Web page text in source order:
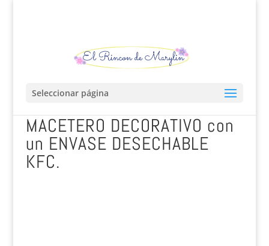
Seleccionar página
MACETERO DECORATIVO con
un ENVASE DESECHABLE
KFC.